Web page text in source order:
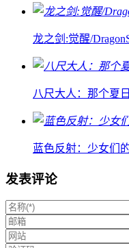
龙之剑:觉醒/
八尺大人：那个夏
蓝色反射：少女们
发表评论